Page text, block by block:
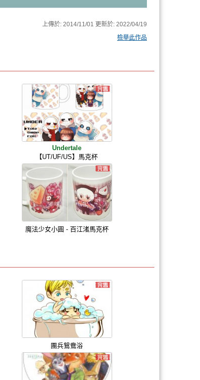
上傳於: 2014/11/01 更新於: 2022/04/19
檢舉此作品
Undertale
【UT/UF/US】馬克杯
魔法少女小圓 - 百江渚馬克杯
團兵鴛鴦浴